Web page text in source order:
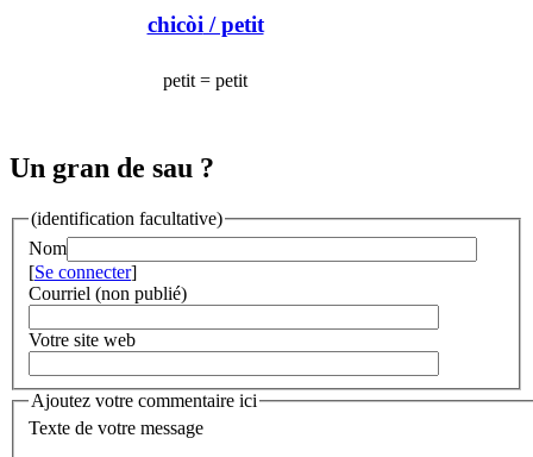
chicòi / petit
petit = petit
Un gran de sau ?
(identification facultative)
Nom
[Se connecter]
Courriel (non publié)
Votre site web
Ajoutez votre commentaire ici
Texte de votre message